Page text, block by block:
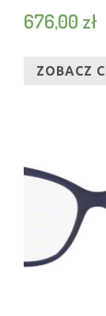
676,00 zł
ZOBACZ